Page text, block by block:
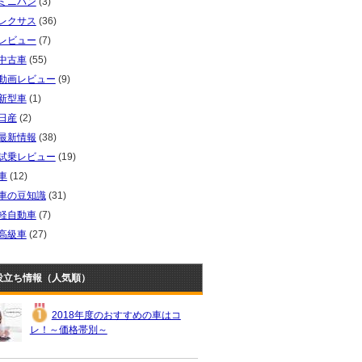
クサス (36)
ビュー (7)
古車(55)
画レビュー (9)
型車(1)
産(2)
新情報 (38)
乗レビュー (19)
(12)
の豆知識(31)
自動車(7)
級車(27)
立ち情報（人気順）
2018年度のおすすめの車はコ
レ！～価格帯別～